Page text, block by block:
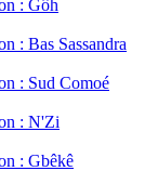
: Gôh
: Bas Sassandra
: Sud Comoé
: N'Zi
: Gbêkê